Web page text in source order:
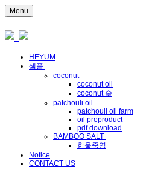
Menu
HEYUM
샘플
coconut
coconut oil
coconut 숯
patchouli oil
patchouli oil farm
oil preproduct
pdf download
BAMBOO SALT
한울죽염
Notice
CONTACT US